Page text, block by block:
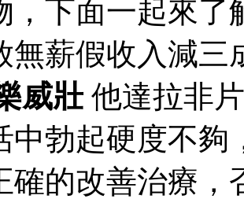
，下面一起來
無薪假收入減
威壯他達拉非
中勃起硬度不夠
確的改善治療